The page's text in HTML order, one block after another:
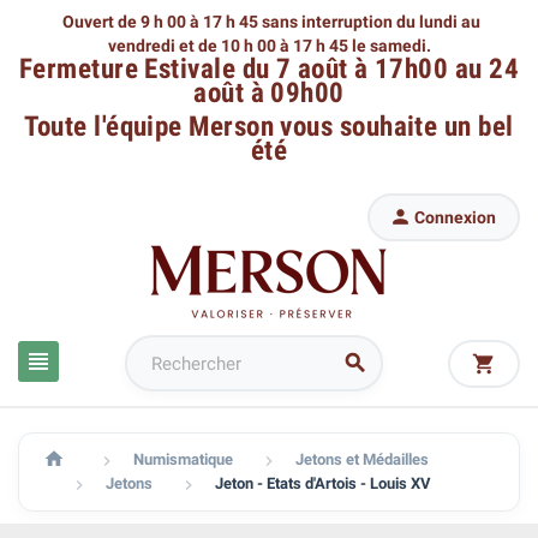
Ouvert de 9 h 00 à 17 h 45 sans interruption du lundi au
vendredi et de 10 h 00 à 17 h 45 le samedi.
Fermeture Estivale du 7 août à 17h00 au 24
août à 09h00
Toute l'équipe Mersonvous souhaite un bel
été
 
 Connexion

  Numismatique  Jetons et Médailles
 Jetons  Jeton - Etats d'Artois - Louis XV